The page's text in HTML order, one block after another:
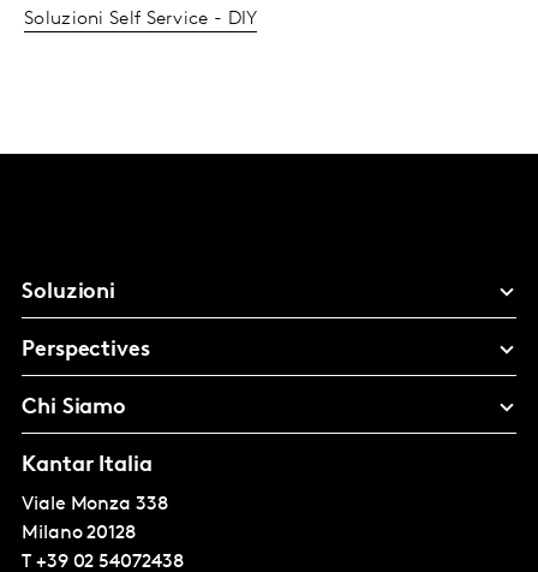
Soluzioni Self Service - DIY
Soluzioni
Perspectives
Chi Siamo
Kantar Italia
Viale Monza 338
Milano 20128
T +39 02 54072438